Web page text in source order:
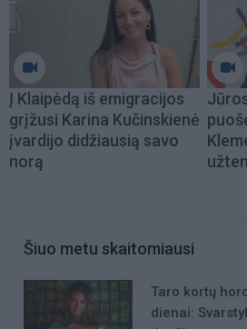
Į Klaipėdą iš emigracijos
grįžusi Karina Kučinskienė
įvardijo didžiausią savo
norą
Šiuo metu skaitomiausi
Taro kortų
dienai: